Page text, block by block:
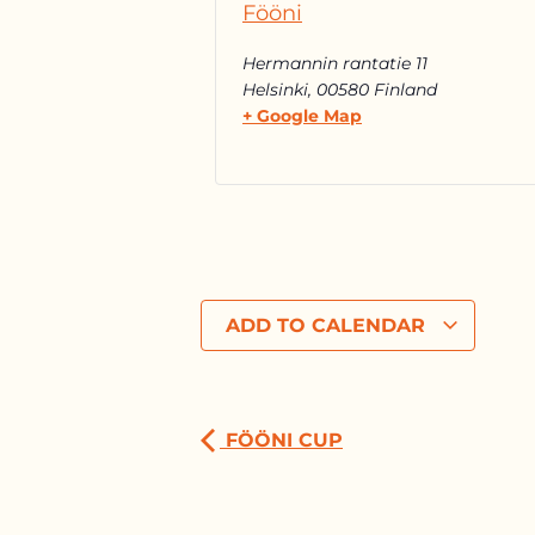
Fööni
Hermannin rantatie 11
Helsinki, 00580 Finland
+ Google Map
ADD TO CALENDAR
FÖÖNI CUP